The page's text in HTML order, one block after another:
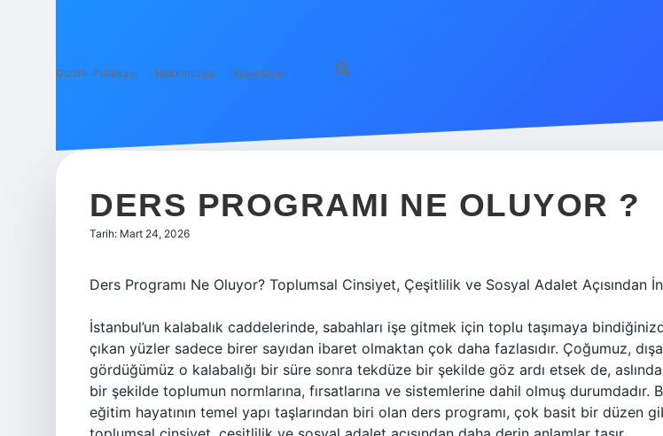
Gizlilik Politikası Hakkımızda Yasal Uyarı
DERS PROGRAMI NE OLUYOR ?
Tarih: Mart 24, 2026
Ders Programı Ne Oluyor? Toplumsal Cinsiyet, Çeşitlilik ve Sosyal Adalet Açısından
İstanbul’un kalabalık caddelerinde, sabahları işe gitmek için toplu taşımaya
çıkan yüzler sadece birer sayıdan ibaret olmaktan çok daha fazlasıdır. Çoğumuz,
gördüğümüz o kalabalığı bir süre sonra tekdüze bir şekilde göz ardı etsek de,
bir şekilde toplumun normlarına, fırsatlarına ve sistemlerine dahil olmuş durumdadır.
eğitim hayatının temel yapı taşlarından biri olan ders programı, çok basit bir düzen